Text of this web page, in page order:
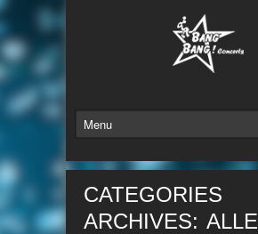
CATEGORIES
ARCHIVES: ALLE